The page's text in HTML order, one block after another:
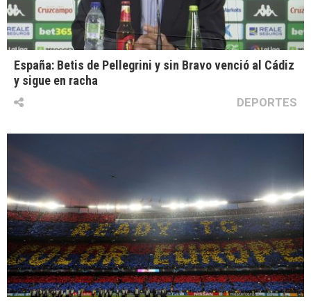
España: Betis de Pellegrini y sin Bravo venció al Cádiz
y sigue en racha
DEPORTES